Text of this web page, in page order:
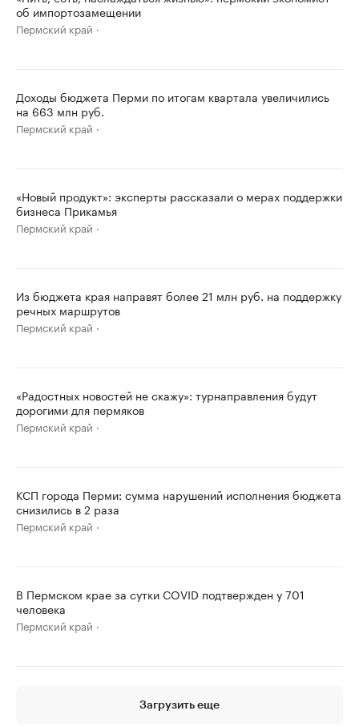
об импортозамещении
Пермский край
Доходы бюджета Перми по итогам квартала увеличились
на 663 млн руб.
Пермский край
«Новый продукт»: эксперты рассказали о мерах поддержки
бизнеса Прикамья
Пермский край
Из бюджета края направят более 21 млн руб. на поддержку
речных маршрутов
Пермский край
«Радостных новостей не скажу»: турнаправления будут
дорогими для пермяков
Пермский край
КСП города Перми: сумма нарушений исполнения бюджета
снизились в 2 раза
Пермский край
В Пермском крае за сутки COVID подтвержден у 701
человека
Пермский край
Загрузить еще